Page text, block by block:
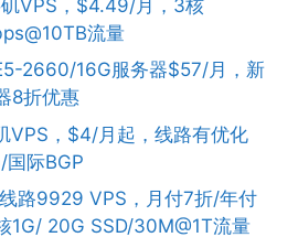
VPS，$4.49/月，3核
流量
2660/16G服务器$57/月，新
8折优惠
VPS，$4/月起，线路有优化
际BGP
路9929 VPS，月付7折/年付
1G/ 20G SSD/30M@1T流量